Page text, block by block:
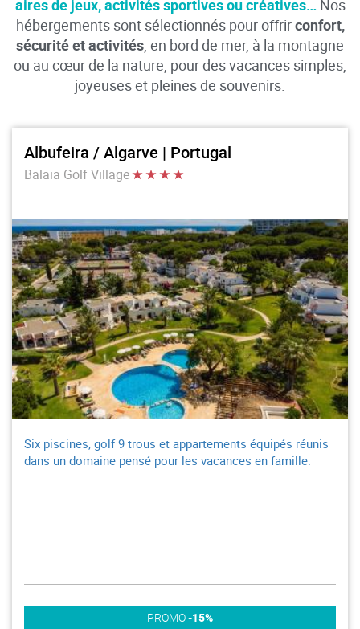
aires de jeux, activités sportives ou créatives…Nos
hébergements sont sélectionnés pour offrirconfort,
sécurité et activités, en bord de mer, à la montagne
ou au cœur de la nature, pour des vacances simples,
joyeuses et pleines de souvenirs.
Albufeira / Algarve | Portugal
Balaia Golf Village
Six piscines, golf 9 trous et appartements équipés réunis
dans un domaine pensé pour les vacances en famille.
PROMO-15%